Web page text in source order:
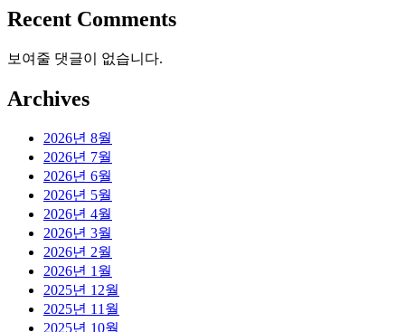
Recent Comments
보여줄 댓글이 없습니다.
Archives
2026년 8월
2026년 7월
2026년 6월
2026년 5월
2026년 4월
2026년 3월
2026년 2월
2026년 1월
2025년 12월
2025년 11월
2025년 10월